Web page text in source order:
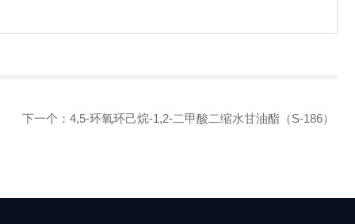
下一个： 4,5-环氧环己烷-1,2-二甲酸二缩水甘油酯（S-186）